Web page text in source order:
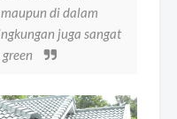
di dalam
juga sangat